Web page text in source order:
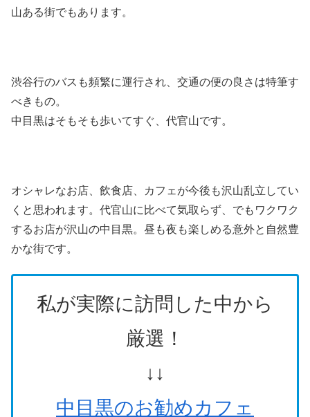
山ある街でもあります。
渋谷行のバスも頻繁に運行され、交通の便の良さは特筆す
べきもの。
中目黒はそもそも歩いてすぐ、代官山です。
オシャレなお店、飲食店、カフェが今後も沢山乱立してい
くと思われます。代官山に比べて気取らず、でもワクワク
するお店が沢山の中目黒。昼も夜も楽しめる意外と自然豊
かな街です。
私が実際に訪問した中から
厳選！
↓↓
中目黒のお勧めカフェ